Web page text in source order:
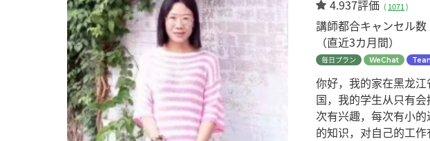
4.937評価 ( 1071 )
講師都合キャンセル数
（直近3カ月間）
毎日プラン WeChat
你好，我的家在黑龙
国，我的学生从只有
次有兴趣，每次有小
的知识，对自己的工